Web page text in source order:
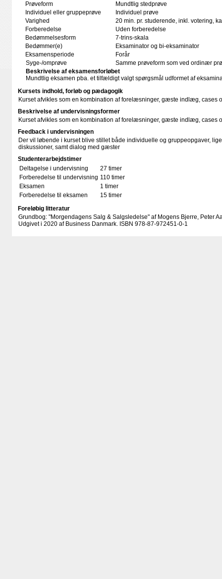
Prøveform
Mundtlig stedprøve
Individuel eller gruppeprøve
Individuel prøve
Varighed
20 min. pr. studerende, inkl. votering,
Forberedelse
Uden forberedelse
Bedømmelsesform
7-trins-skala
Bedømmer(e)
Eksaminator og bi-eksaminator
Eksamensperiode
Forår
Syge-/omprøve
Samme prøveform som ved ordinær
Beskrivelse af eksamensforløbet
Mundtlig eksamen pba. et tilfældigt valgt spørgsmål udformet af
Kursets indhold, forløb og pædagogik
Kurset afvikles som en kombination af forelæsninger, gæste indlæg, cases
Beskrivelse af undervisningsformer
Kurset afvikles som en kombination af forelæsninger, gæste indlæg, cases
Feedback i undervisningen
Der vil løbende i kurset blive stillet både individuelle og gruppeopgaver,
diskussioner, samt dialog med gæster
Studenterarbejdstimer
Deltagelse i undervisning
27 timer
Forberedelse til undervisning 110 timer
Eksamen
1 timer
Forberedelse til eksamen
15 timer
Foreløbig litteratur
Grundbog: "Morgendagens Salg & Salgsledelse" af Mogens Bjerre, Peter
Udgivet i 2020 af Business Danmark. ISBN 978-87-972451-0-1